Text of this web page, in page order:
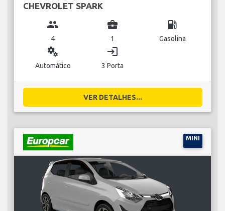
CHEVROLET SPARK
group
4
business_center
1
local_gas_station
Gasolina
miscellaneous_services
Automático
login
3 Porta
VER DETALHES...
MINI